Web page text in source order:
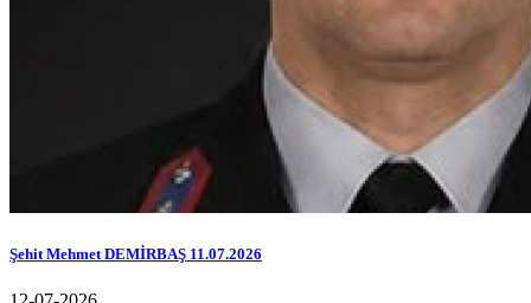
Şehit Mehmet DEMİRBAŞ 11.07.2026